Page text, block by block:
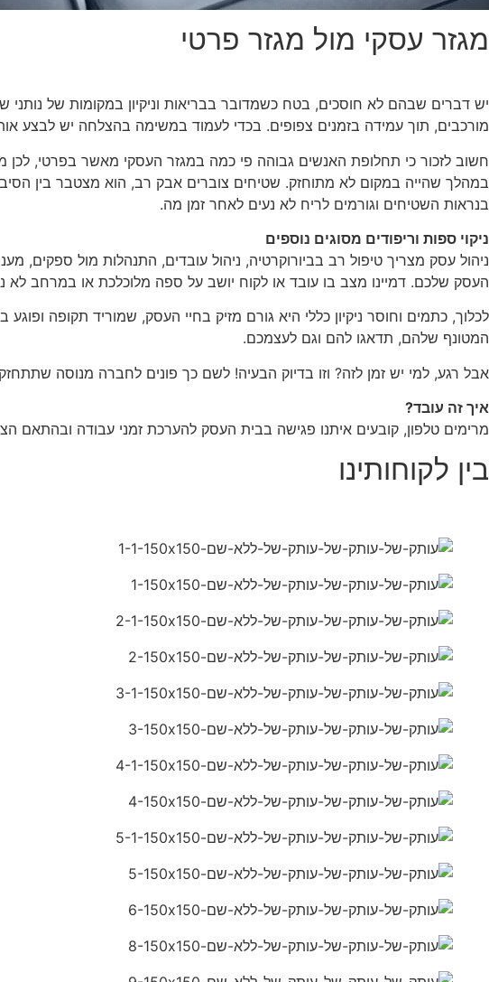
מגזר עסקי מול מגזר פרטי
יש דברים שבהם לא חוסכים, בטח כשמדובר בבריאות וניקיון במקומות של נותני
מורכבים, תוך עמידה בזמנים צפופים. בכדי לעמוד במשימה בהצלחה יש לבצע
חשוב לזכור כי תחלופת האנשים גבוהה פי כמה במגזר העסקי מאשר בפרטי,
במהלך שהייה במקום לא מתוחזק. שטיחים צוברים אבק רב, הוא מצטבר בין
בנראות השטיחים וגורמים לריח לא נעים לאחר זמן מה.
ניקוי ספות וריפודים מסוגים נוספים
ניהול עסק מצריך טיפול רב בביורוקרטיה, ניהול עובדים, התנהלות מול ספקים,
העסק שלכם. דמיינו מצב בו עובד או לקוח יושב על ספה מלוכלכת או במרחב לא
המטונף שלהם, תדאגו להם וגם לעצמכם.
אבל רגע, למי יש זמן לזה? וזו בדיוק הבעיה! לשם כך פונים לחברה מנוסה
איך זה עובד?
מרימים טלפון, קובעים איתנו פגישה בבית העסק להערכת זמני עבודה
בין לקוחותינו